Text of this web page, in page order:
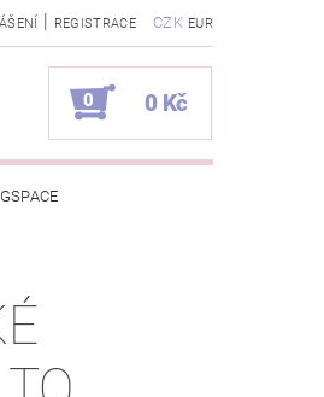
CZK EUR
| REGISTRACE
0 0 Kč